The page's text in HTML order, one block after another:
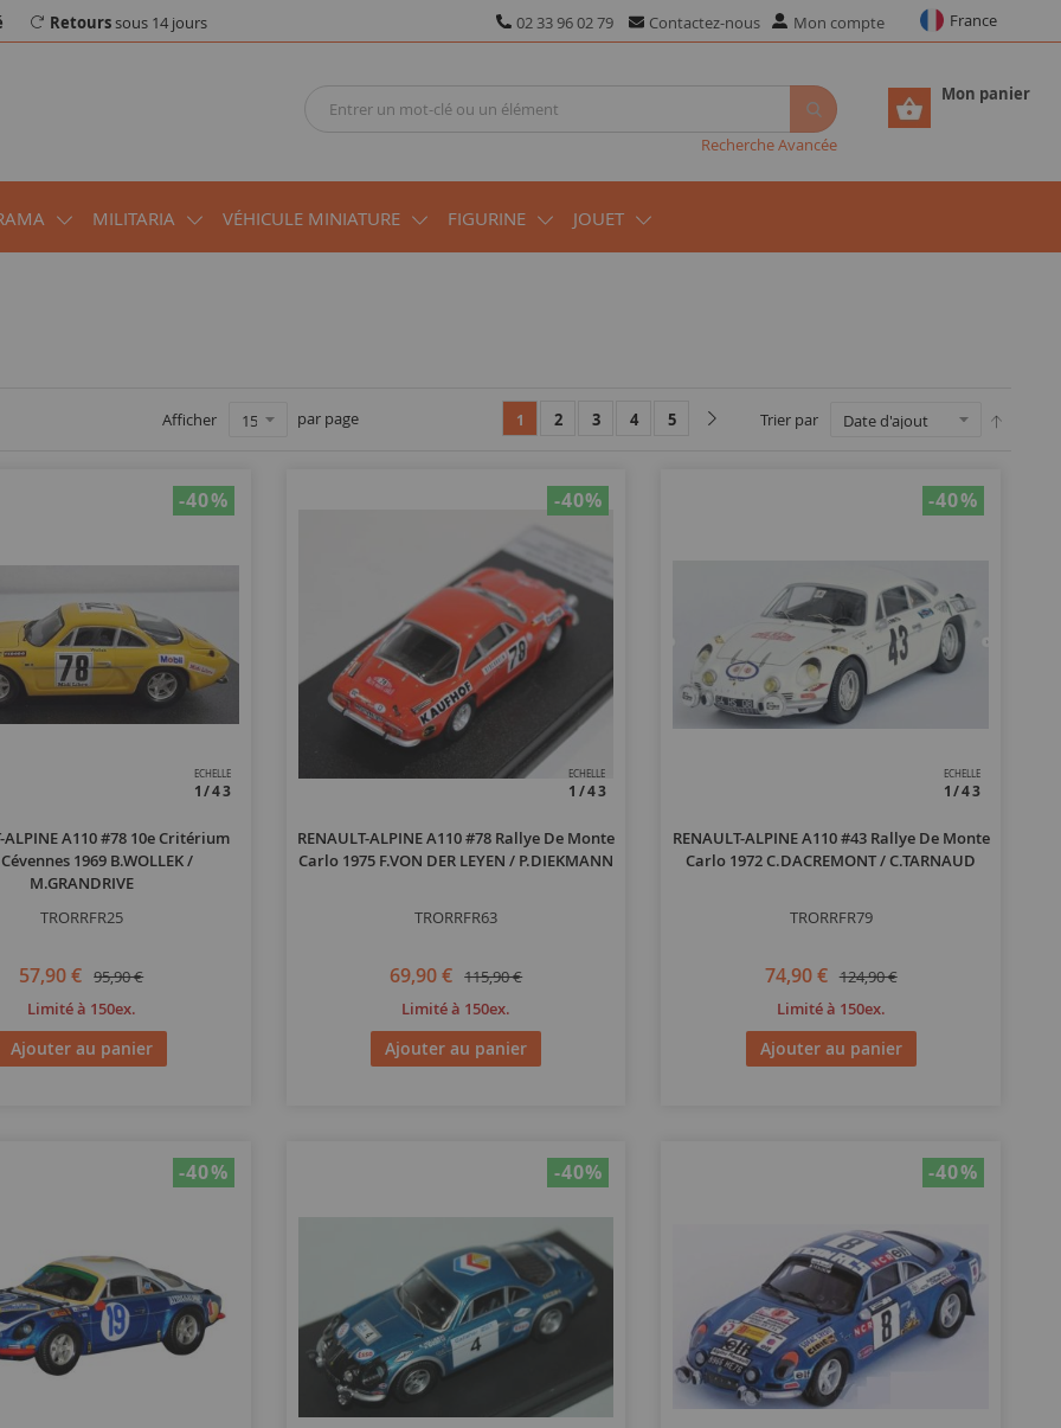
Retourssous 14 jours 02 33 96 02 79 Contactez-nous Mon compte France
Mon panier
Recherche Avancée
MILITARIA VÉHICULE MINIATURE FIGURINE JOUET
Trier par
Afficher par page 1 2 3 4 5
ECHELLE
1/43
-40%
ALPINE A110 #78 10e Critérium
1969 B.WOLLEK /
M.GRANDRIVE
TRORRFR25
57,90 € 95,90 €
Limité à 150ex.
Ajouter au panier
ECHELLE
1/43
-40%
RENAULT-ALPINE A110 #78 Rallye De Monte
Carlo 1975 F.VON DER LEYEN / P.DIEKMANN
TRORRFR63
69,90 € 115,90 €
Limité à 150ex.
Ajouter au panier
ECHELLE
1/43
-40%
RENAULT-ALPINE A110 #43 Rallye De Monte
Carlo 1972 C.DACREMONT / C.TARNAUD
TRORRFR79
74,90 € 124,90 €
Limité à 150ex.
Ajouter au panier
-40% -40% -40%